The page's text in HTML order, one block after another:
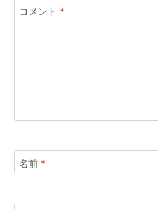
コメント *
名前 *